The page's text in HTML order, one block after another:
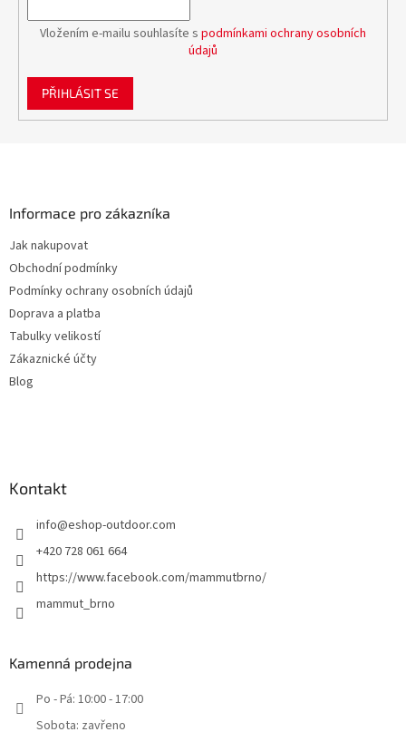
Vložením e-mailu souhlasíte s podmínkami ochrany osobních
údajů
PŘIHLÁSIT SE
Informace pro zákazníka
Jak nakupovat
Obchodní podmínky
Podmínky ochrany osobních údajů
Doprava a platba
Tabulky velikostí
Zákaznické účty
Blog
Kontakt
info@eshop-outdoor.com
+420 728 061 664
https://www.facebook.com/mammutbrno/
mammut_brno
Kamenná prodejna
Po - Pá: 10:00 - 17:00
Sobota: zavřeno